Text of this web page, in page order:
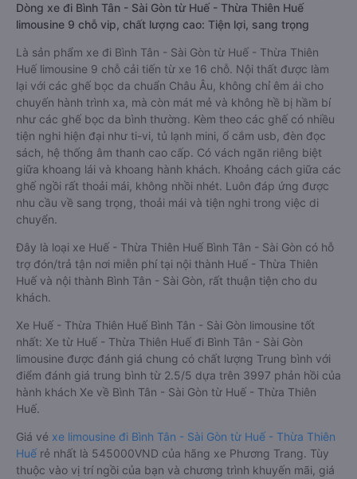
Dòng xe đi Bình Tân - Sài Gòn từ Huế - Thừa Thiên Huế
limousine 9 chỗ vip, chất lượng cao: Tiện lợi, sang trọng
Là sản phẩm xe đi Bình Tân - Sài Gòn từ Huế - Thừa Thiên
Huế limousine 9 chỗ cải tiến từ xe 16 chỗ. Nội thất được làm
lại với các ghế bọc da chuẩn Châu Âu, không chỉ êm ái cho
chuyến hành trình xa, mà còn mát mẻ và không hề bị hầm bí
như các ghế bọc da bình thường. Kèm theo các ghế có nhiều
tiện nghi hiện đại như ti-vi, tủ lạnh mini, ổ cắm usb, đèn đọc
sách, hệ thống âm thanh cao cấp. Có vách ngăn riêng biệt
giữa khoang lái và khoang hành khách. Khoảng cách giữa các
ghế ngồi rất thoải mái, không nhồi nhét. Luôn đáp ứng được
nhu cầu về sang trọng, thoải mái và tiện nghi trong việc di
chuyển.
Đây là loại xe Huế - Thừa Thiên Huế Bình Tân - Sài Gòn có hỗ
trợ đón/trả tận nơi miễn phí tại nội thành Huế - Thừa Thiên
Huế và nội thành Bình Tân - Sài Gòn, rất thuận tiện cho du
khách.
Xe Huế - Thừa Thiên Huế Bình Tân - Sài Gòn limousine tốt
nhất: Xe từ Huế - Thừa Thiên Huế đi Bình Tân - Sài Gòn
limousine được đánh giá chung có chất lượng Trung bình với
điểm đánh giá trung bình từ 2.5/5 dựa trên 3997 phản hồi của
hành khách Xe về Bình Tân - Sài Gòn từ Huế - Thừa Thiên
Huế.
Giá vé xe limousine đi Bình Tân - Sài Gòn từ Huế - Thừa Thiên
Huế rẻ nhất là 545000VND của hãng xe Phương Trang. Tùy
thuộc vào vị trí ngồi của bạn và chương trình khuyến mãi, giá